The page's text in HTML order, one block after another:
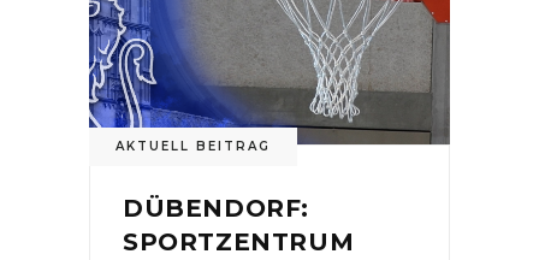
AKTUELL BEITRAG
DÜBENDORF:
SPORTZENTRUM